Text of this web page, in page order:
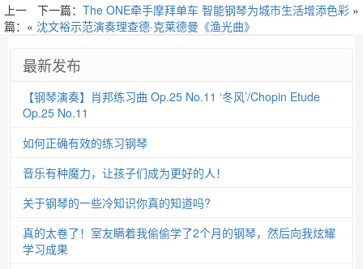
下一篇： The ONE牵手摩拜单车 智能钢琴为城市生活增添色彩 »
上一
篇：« 沈文裕示范演奏理查德·克莱德曼《渔光曲》
最新发布
【钢琴演奏】肖邦练习曲 Op.25 No.11 ‘冬风’/Chopin Etude
Op.25 No.11
如何正确有效的练习钢琴
音乐有种魔力，让孩子们成为更好的人！
关于钢琴的一些冷知识你真的知道吗?
真的太卷了！室友瞒着我偷偷学了2个月的钢琴，然后向我炫耀
学习成果